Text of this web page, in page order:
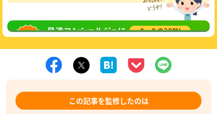
無料相談してみる
この記事を監修したのは